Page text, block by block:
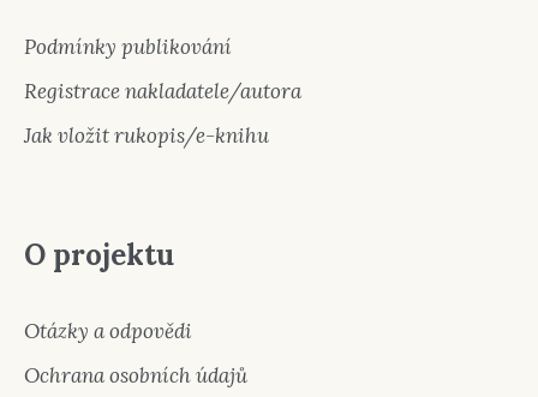
Podmínky publikování
Registrace nakladatele/autora
Jak vložit rukopis/e-knihu
O projektu
Otázky a odpovědi
Ochrana osobních údajů